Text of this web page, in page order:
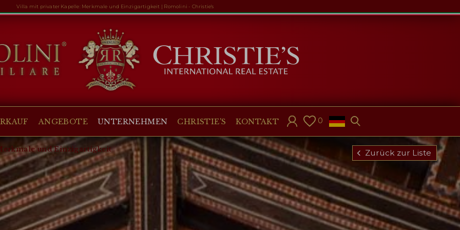
Villa mit privater Kapelle: Merkmale und Einzigartigkeit | Romolini - Christie's
ANGEBOTE UNTERNEHMEN CHRISTIE'S KONTAKT 0
und Einzigartigkeit Zurück zur Liste